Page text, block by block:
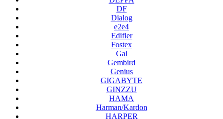
DF
Dialog
e2e4
Edifier
Fostex
Gal
Gembird
Genius
GIGABYTE
GINZZU
HAMA
Harman/Kardon
HARPER